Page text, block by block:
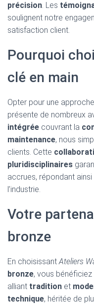
précision. Les
soulignent notre
satisfaction client.
Pourquoi
clé en main
Opter pour une
présente de nombreux
intégrée couvrant la
maintenance, nous
clients. Cette
pluridisciplinaires
accrues, répondant
l’industrie.
Votre
bronze
En choisissantAteliers
bronze, vous bénéficiez
alliant tradition et
technique, héritée de